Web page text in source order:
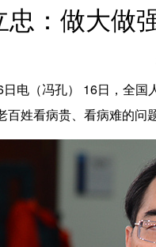
忠：做大做
（冯孔） 16日，全国
百姓看病贵、看病难的问